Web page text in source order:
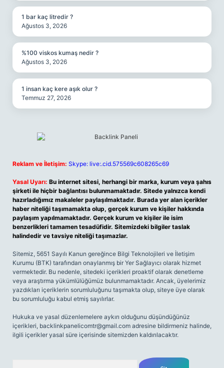
1 bar kaç litredir ?
Ağustos 3, 2026
%100 viskos kumaş nedir ?
Ağustos 3, 2026
1 insan kaç kere aşık olur ?
Temmuz 27, 2026
Reklam ve İletişim: Skype: live:.cid.575569c608265c69
Yasal Uyarı: Bu internet sitesi, herhangi bir marka, kurum veya şahıs
şirketi ile hiçbir bağlantısı bulunmamaktadır. Sitede yalnızca kendi
hazırladığımız makaleler paylaşılmaktadır. Burada yer alan içerikler
haber niteliği taşımamakta olup, gerçek kurum ve kişiler hakkında
paylaşım yapılmamaktadır. Gerçek kurum ve kişiler ile isim
benzerlikleri tamamen tesadüfidir. Sitemizdeki bilgiler taslak
halindedir ve tavsiye niteliği taşımazlar.
Sitemiz, 5651 Sayılı Kanun gereğince Bilgi Teknolojileri ve İletişim
Kurumu (BTK) tarafından onaylanmış bir Yer Sağlayıcı olarak hizmet
vermektedir. Bu nedenle, sitedeki içerikleri proaktif olarak denetleme
veya araştırma yükümlülüğümüz bulunmamaktadır. Ancak, üyelerimiz
yazdıkları içeriklerin sorumluluğunu taşımakta olup, siteye üye olarak
bu sorumluluğu kabul etmiş sayılırlar.
Hukuka ve yasal düzenlemelere aykırı olduğunu düşündüğünüz
içerikleri, backlinkpanelicomtr@gmail.com adresine bildirmeniz halinde,
ilgili içerikler yasal süre içerisinde sitemizden kaldırılacaktır.